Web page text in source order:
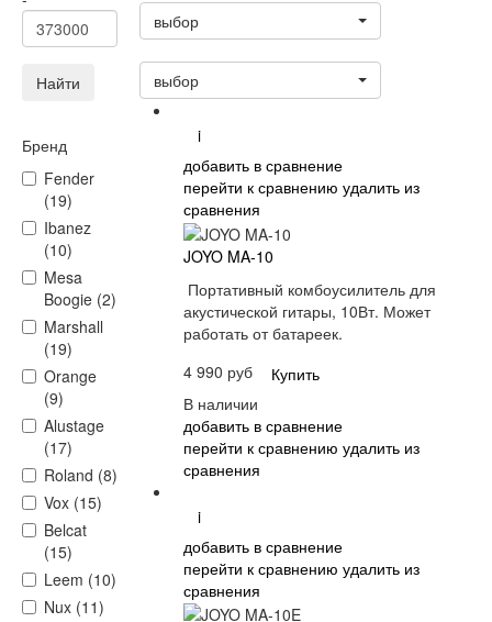
Найти
Бренд
Fender
(19)
Ibanez
(10)
Mesa
Boogie (2)
Marshall
(19)
Orange
(9)
Alustage
(17)
Roland (8)
Vox (15)
Belcat
(15)
Leem (10)
Nux (11)
выбор
выбор
i
добавить в сравнение
перейти к сравнению удалить из
сравнения
JOYO MA-10
Портативный комбоусилитель для
акустической гитары, 10Вт. Может
работать от батареек.
4 990 руб
Купить
В наличии
добавить в сравнение
перейти к сравнению удалить из
сравнения
i
добавить в сравнение
перейти к сравнению удалить из
сравнения